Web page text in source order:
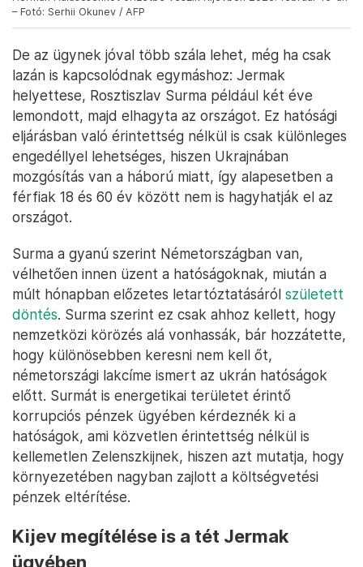
– Fotó: Serhii Okunev / AFP
De az ügynek jóval több szála lehet, még ha csak
lazán is kapcsolódnak egymáshoz: Jermak
helyettese, Rosztiszlav Surma például két éve
lemondott, majd elhagyta az országot. Ez hatósági
eljárásban való érintettség nélkül is csak különleges
engedéllyel lehetséges, hiszen Ukrajnában
mozgósítás van a háború miatt, így alapesetben a
férfiak 18 és 60 év között nem is hagyhatják el az
országot.
Surma a gyanú szerint Németországban van,
vélhetően innen üzent a hatóságoknak, miután a
múlt hónapban előzetes letartóztatásáról született
döntés. Surma szerint ez csak ahhoz kellett, hogy
nemzetközi körözés alá vonhassák, bár hozzátette,
hogy különösebben keresni nem kell őt,
németországi lakcíme ismert az ukrán hatóságok
előtt. Surmát is energetikai területet érintő
korrupciós pénzek ügyében kérdeznék ki a
hatóságok, ami közvetlen érintettség nélkül is
kellemetlen Zelenszkijnek, hiszen azt mutatja, hogy
környezetében nagyban zajlott a költségvetési
pénzek eltérítése.
Kijev megítélése is a tét Jermak
ügyében